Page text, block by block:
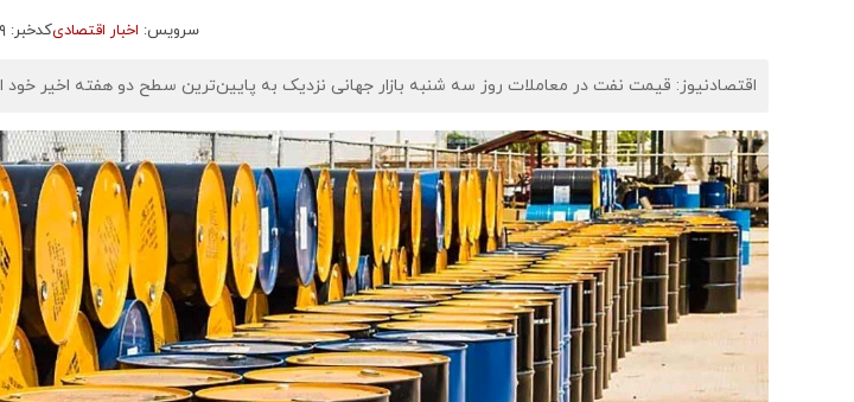
سرویس: اخبار اقتصادیکدخبر: ۷۰۱۰۶۹
اقتصادنیوز: قیمت نفت در معاملات روز سه شنبه بازار جهانی نزدیک به پایین‌ترین سطح دو هفته اخیر خود